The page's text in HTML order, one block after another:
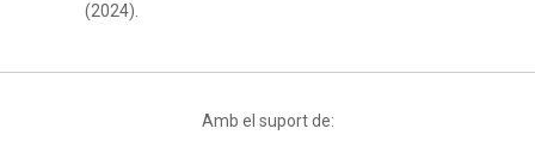
(2024).
Amb el suport de: